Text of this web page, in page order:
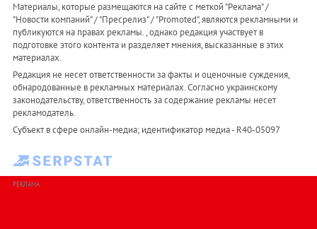
Материалы, которые размещаются на сайте с меткой "Реклама" /
"Новости компаний" / "Пресрелиз" / "Promoted", являются рекламными и
публикуются на правах рекламы. , однако редакция участвует в
подготовке этого контента и разделяет мнения, высказанные в этих
материалах.
Редакция не несет ответственности за факты и оценочные суждения,
обнародованные в рекламных материалах. Согласно украинскому
законодательству, ответственность за содержание рекламы несет
рекламодатель.
Субъект в сфере онлайн-медиа; идентификатор медиа - R40-05097
РЕКЛАМА